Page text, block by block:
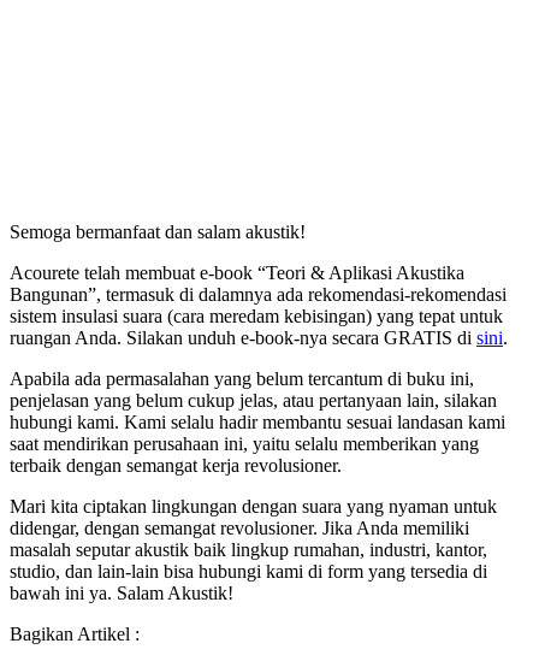
Semoga bermanfaat dan salam akustik!
Acourete telah membuat e-book “Teori & Aplikasi Akustika
Bangunan”, termasuk di dalamnya ada rekomendasi-rekomendasi
sistem insulasi suara (cara meredam kebisingan) yang tepat untuk
ruangan Anda. Silakan unduh e-book-nya secara GRATIS di sini.
Apabila ada permasalahan yang belum tercantum di buku ini,
penjelasan yang belum cukup jelas, atau pertanyaan lain, silakan
hubungi kami. Kami selalu hadir membantu sesuai landasan kami
saat mendirikan perusahaan ini, yaitu selalu memberikan yang
terbaik dengan semangat kerja revolusioner.
Mari kita ciptakan lingkungan dengan suara yang nyaman untuk
didengar, dengan semangat revolusioner. Jika Anda memiliki
masalah seputar akustik baik lingkup rumahan, industri, kantor,
studio, dan lain-lain bisa hubungi kami di form yang tersedia di
bawah ini ya. Salam Akustik!
Bagikan Artikel :